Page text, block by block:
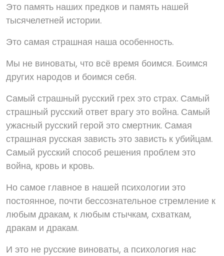
Это память наших предков и память нашей
тысячелетней истории.
Это самая страшная наша особенность.
Мы не виноваты, что всё время боимся. Боимся
других народов и боимся себя.
Самый страшный русский грех это страх. Самый
страшный русский ответ врагу это война. Самый
ужасный русский герой это смертник. Самая
страшная русская зависть это зависть к убийцам.
Самый русский способ решения проблем это
война, кровь и кровь.
Но самое главное в нашей психологии это
постоянное, почти бессознательное стремление к
любым дракам, к любым стычкам, схваткам,
дракам и дракам.
И это не русские виноваты, а психология нас